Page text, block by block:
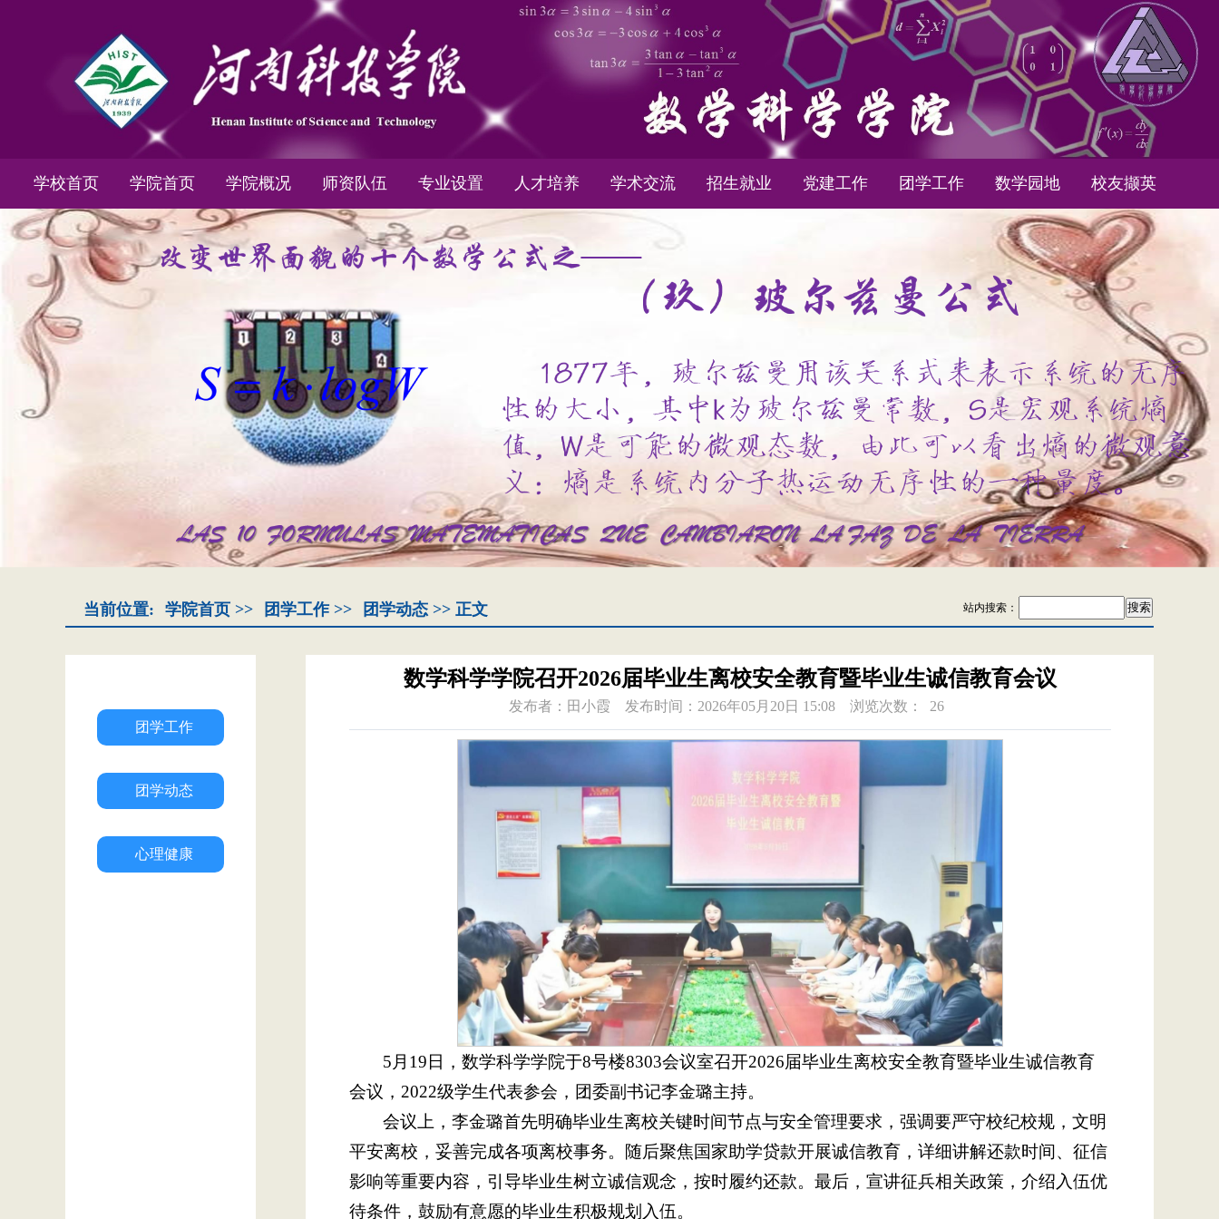
学校首页 学院首页 学院概况 师资队伍 专业设置 人才培养 学术交流 招生就业 党建工作 团学工作 数学园地 校友撷英
当前位置: 学院首页 >> 团学工作>> 团学动态 >> 正文 站内搜索：
团学工作
团学动态
心理健康
数学科学学院召开2026届毕业生离校安全教育暨毕业生诚信教育会议
发布者：田小霞 发布时间：2026年05月20日 15:08 浏览次数： 26
5月19日，数学科学学院于8号楼8303会议室召开2026届毕业生离校安全教育暨毕业生诚信教育
会议，2022级学生代表参会， 团委副书记李金璐主持。
会议上，李金璐首先明确毕业生离校关键时间节点与安全管理要求，强调要严守校纪校规，文明
平安离校，妥善完成各项离校事务。随后聚焦国家助学贷款开展诚信教育，详细讲解还款时间、征信
影响等重要内容，引导毕业生树立诚信观念，按时履约还款。最后，宣讲征兵相关政策，介绍入伍优
待条件，鼓励有意愿的毕业生积极规划入伍。